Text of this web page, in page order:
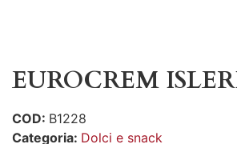
EUROCREM
COD: B1228
Categoria: Dolci e snack